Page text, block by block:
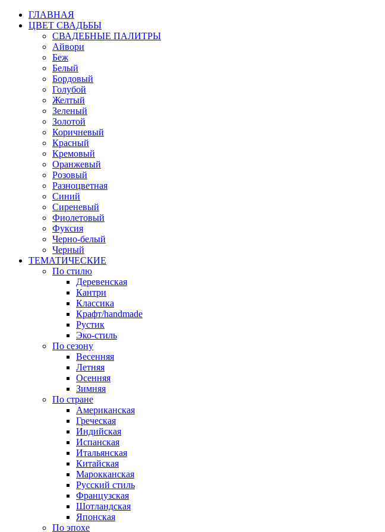
ГЛАВНАЯ
ЦВЕТ СВАДЬБЫ
СВАДЕБНЫЕ ПАЛИТРЫ
Айвори
Беж
Белый
Бордовый
Голубой
Желтый
Зеленый
Золотой
Коричневый
Красный
Кремовый
Оранжевый
Розовый
Разноцветная
Синий
Сиреневый
Фиолетовый
Фуксия
Черно-белый
Черный
ТЕМАТИЧЕСКИЕ
По стилю
Деревенская
Кантри
Классика
Крафт/handmade
Рустик
Эко-стиль
По сезону
Весенняя
Летняя
Осенняя
Зимняя
По стране
Американская
Греческая
Индийская
Испанская
Итальянская
Китайская
Марокканская
Русский стиль
Французская
Шотландская
Японская
По эпохе